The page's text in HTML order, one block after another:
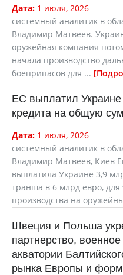
Дата: 1 июля, 2026
cистемный аналитик в
Владимир Матвеев.
оружейная компания
начала производство
боеприпасов для ...
ЕС выплатил
кредита на общую
Дата: 1 июля, 2026
cистемный аналитик в
Владимир Матвеев, Киев
выплатила Украине 3,9
транша в 6 млрд евро, для
производства на
Швеция и Польша
партнерство,
акватории
рынка Европы и